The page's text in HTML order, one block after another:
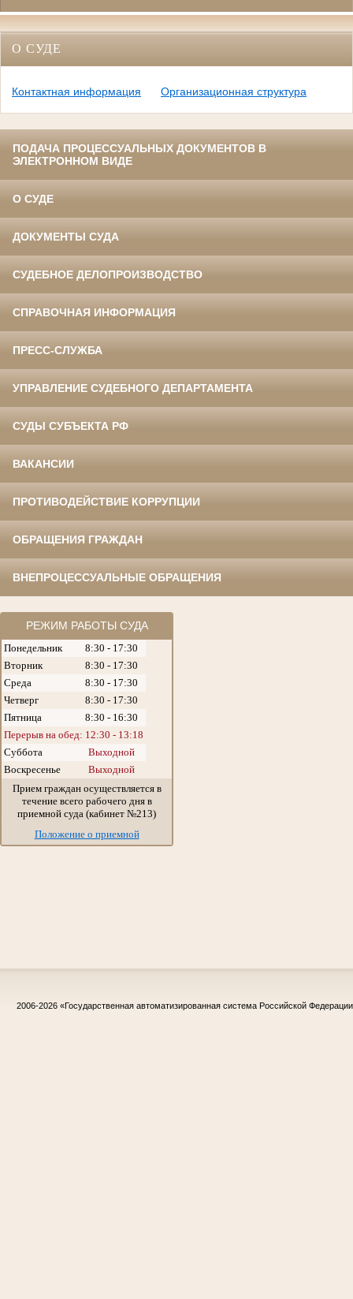
О СУДЕ
Контактная информация Организационная структура
ПОДАЧА ПРОЦЕССУАЛЬНЫХ ДОКУМЕНТОВ В
ЭЛЕКТРОННОМ ВИДЕ
О СУДЕ
ДОКУМЕНТЫ СУДА
СУДЕБНОЕ ДЕЛОПРОИЗВОДСТВО
СПРАВОЧНАЯ ИНФОРМАЦИЯ
ПРЕСС-СЛУЖБА
УПРАВЛЕНИЕ СУДЕБНОГО ДЕПАРТАМЕНТА
СУДЫ СУБЪЕКТА РФ
ВАКАНСИИ
ПРОТИВОДЕЙСТВИЕ КОРРУПЦИИ
ОБРАЩЕНИЯ ГРАЖДАН
ВНЕПРОЦЕССУАЛЬНЫЕ ОБРАЩЕНИЯ
РЕЖИМ РАБОТЫ СУДА
Понедельник
8:30 - 17:30
Вторник
8:30 - 17:30
Среда
8:30 - 17:30
Четверг
8:30 - 17:30
Пятница
8:30 - 16:30
Перерыв на обед: 12:30 - 13:18
Суббота
Выходной
Воскресенье
Выходной
Прием граждан осуществляется в
течение всего рабочего дня в
приемной суда (кабинет №213)
Положение о приемной
2006-2026 «Государственная автоматизированная система Российской